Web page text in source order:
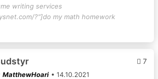
writing services
?"]do my math homework
7
MatthewHoari • 14.10.2021